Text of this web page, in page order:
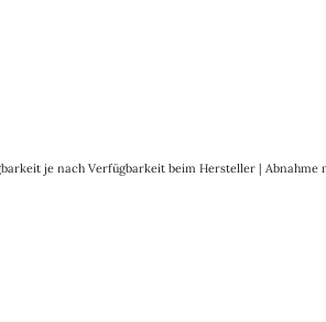
je nach Verfügbarkeit beim Hersteller |